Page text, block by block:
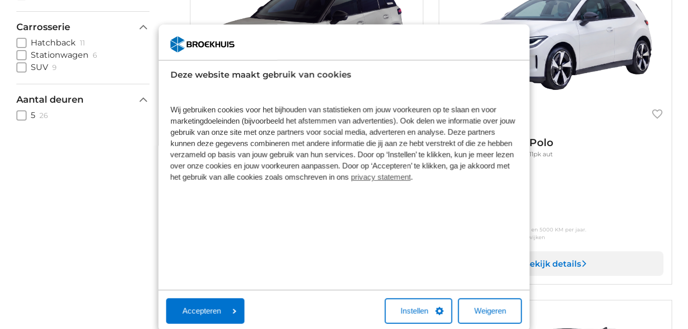
Deze website maakt gebruik van cookies
Wij gebruiken cookies voor het bijhouden van statistieken om jouw voorkeuren op te slaan en voor
marketingdoeleinden (bijvoorbeeld het afstemmen van advertenties). Ook delen we informatie over jouw
gebruik van onze site met onze partners voor social media, adverteren en analyse. Deze partners
kunnen deze gegevens combineren met andere informatie die jij aan ze hebt verstrekt of die ze hebben
verzameld op basis van jouw gebruik van hun services. Door op ‘Instellen’ te klikken, kun je meer lezen
over onze cookies en jouw voorkeuren aanpassen. Door op ‘Accepteren’ te klikken, ga je akkoord met
het gebruik van alle cookies zoals omschreven in ons privacy statement.
Accepteren Instellen Weigeren
Carrosserie
Hatchback 11
Stationwagen 6
SUV 9
Aantal deuren
5 26
Volkswagen ID.Cross
37kWh ev life 134pk aut
Automaat
Elektrisch
Volkswagen ID.Polo
52kWh ev life first edition 211pk aut
Automaat Elektrisch
inclusief btw o.b.v. 72 maanden en 5000 KM per jaar.
Getoonde modellen kunnen afwijken
Bekijk details
Aanbieding